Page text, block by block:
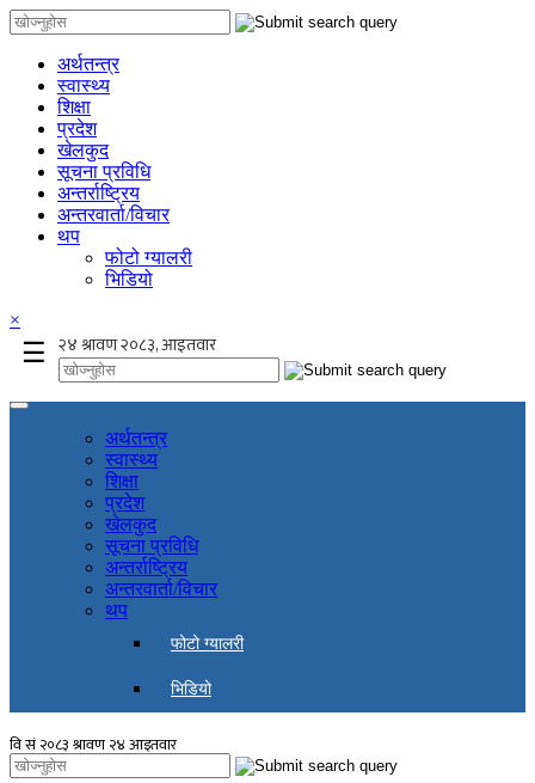
अर्थतन्त्र
स्वास्थ्य
शिक्षा
प्रदेश
खेलकुद
सूचना प्रविधि
अन्तर्राष्ट्रिय
अन्तरवार्ता/विचार
थप
फोटो ग्यालरी
भिडियो
×
☰
अर्थतन्त्र
स्वास्थ्य
शिक्षा
प्रदेश
खेलकुद
सूचना प्रविधि
अन्तर्राष्ट्रिय
अन्तरवार्ता/विचार
थप
फोटो ग्यालरी
भिडियो